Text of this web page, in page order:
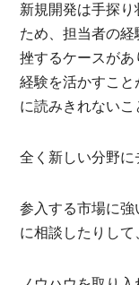
新規開発は手探
ため、担当者の
挫するケースが
経験を活かすこ
に読みきれないこ
全く新しい分野に
参入する市場に強
に相談したりし